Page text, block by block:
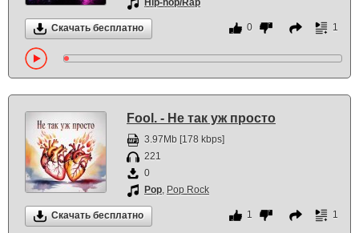
Hip-hop/Rap
Скачать бесплатно 0 1
Fool. - Не так уж просто
3.97Mb [178 kbps]
221
0
Pop, Pop Rock
Скачать бесплатно 1 1